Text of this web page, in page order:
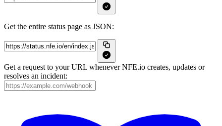
Get the entire status page as JSON:
Get a request to your URL whenever NFE.io creates, updates or
resolves an incident: